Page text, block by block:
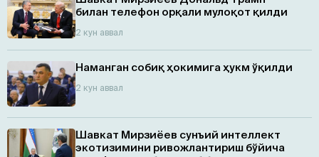
билан телефон орқали мулоқот қилди
2 кун аввал
Наманган собиқ ҳокимига ҳукм ўқилди
2 кун аввал
Шавкат Мирзиёев сунъий интеллект
экотизимини ривожлантириш бўйича